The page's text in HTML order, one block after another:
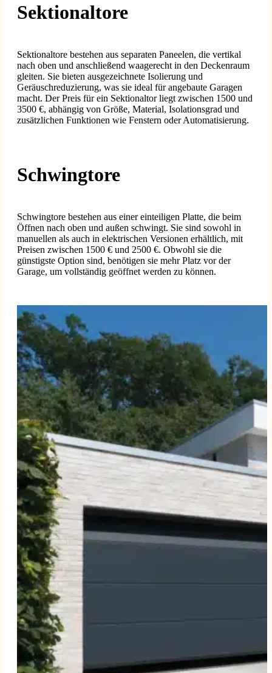
Sektionaltore
Sektionaltore bestehen aus separaten Paneelen, die vertikal
nach oben und anschließend waagerecht in den Deckenraum
gleiten. Sie bieten ausgezeichnete Isolierung und
Geräuschreduzierung, was sie ideal für angebaute Garagen
macht. Der Preis für ein Sektionaltor liegt zwischen 1500 und
3500 €, abhängig von Größe, Material, Isolationsgrad und
zusätzlichen Funktionen wie Fenstern oder Automatisierung.
Schwingtore
Schwingtore bestehen aus einer einteiligen Platte, die beim
Öffnen nach oben und außen schwingt. Sie sind sowohl in
manuellen als auch in elektrischen Versionen erhältlich, mit
Preisen zwischen 1500 € und 2500 €. Obwohl sie die
günstigste Option sind, benötigen sie mehr Platz vor der
Garage, um vollständig geöffnet werden zu können.